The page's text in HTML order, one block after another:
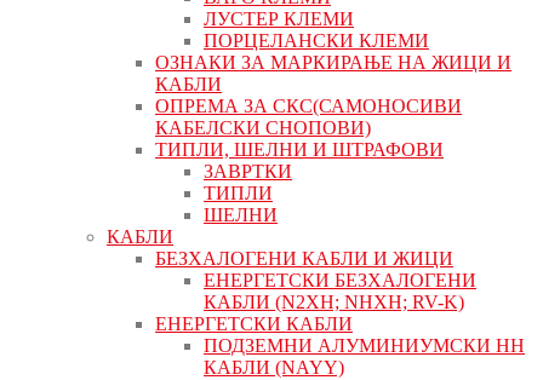
ЛУСТЕР КЛЕМИ
ПОРЦЕЛАНСКИ КЛЕМИ
ОЗНАКИ ЗА МАРКИРАЊЕ НА ЖИЦИ И
КАБЛИ
ОПРЕМА ЗА СКС(САМОНОСИВИ
КАБЕЛСКИ СНОПОВИ)
ТИПЛИ, ШЕЛНИ И ШТРАФОВИ
ЗАВРТКИ
ТИПЛИ
ШЕЛНИ
КАБЛИ
БЕЗХАЛОГЕНИ КАБЛИ И ЖИЦИ
ЕНЕРГЕТСКИ БЕЗХАЛОГЕНИ
КАБЛИ (N2XH; NHXH; RV-K)
ЕНЕРГЕТСКИ КАБЛИ
ПОДЗЕМНИ АЛУМИНИУМСКИ НН
КАБЛИ (NAYY)